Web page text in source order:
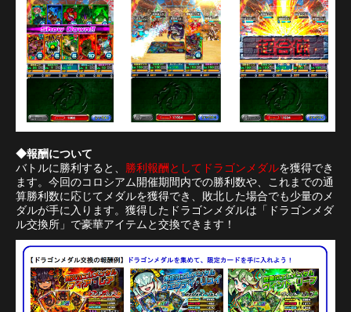
◆報酬について
バトルに勝利すると、
勝利報酬としてドラゴンメダルを獲得でき
ます。今回のコロシアム開催期間内での勝利数や、これまでの通
算勝利数に応じてメダルを獲得でき、敗北した場合でも少量のメ
ダルが手に入ります。獲得したドラゴンメダルは「ドラゴンメダ
ル交換所」で豪華アイテムと交換できます！